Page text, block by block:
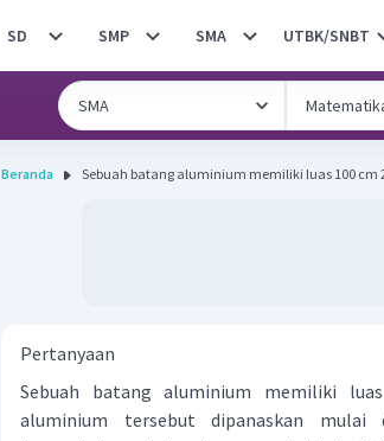
SD SMP SMA UTBK/SNBT
Beranda Sebuah batang aluminium memiliki luas 100 cm
Pertanyaan
Sebuah batang aluminium memiliki
aluminium tersebut dipanaskan mulai